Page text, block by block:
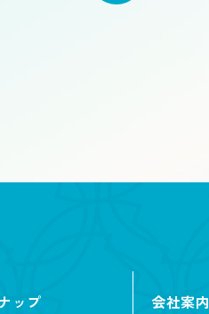
片流れ
ニッチ
対面キッチン
ップ 会社案内